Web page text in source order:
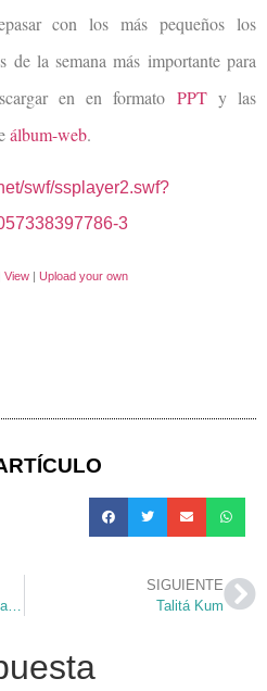
con los más pequeños los
de la semana más importante para
en en formato PPTy las
álbum-web.
swf/ssplayer2.swf?
3
View| Upload your own
Jornada de reflexión en la Parroquia
SIGUIENTE
Talitá Kum